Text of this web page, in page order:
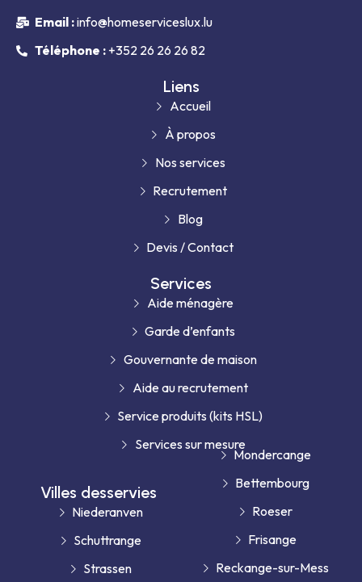
Email :info@homeserviceslux.lu
Téléphone :+352 26 26 26 82
Liens
Accueil
À propos
Nos services
Recrutement
Blog
Devis / Contact
Services
Aide ménagère
Garde d’enfants
Gouvernante de maison
Aide au recrutement
Service produits (kits HSL)
Services sur mesure
Villes desservies
Niederanven
Schuttrange
Strassen
Mondercange
Bettembourg
Roeser
Frisange
Reckange-sur-Mess